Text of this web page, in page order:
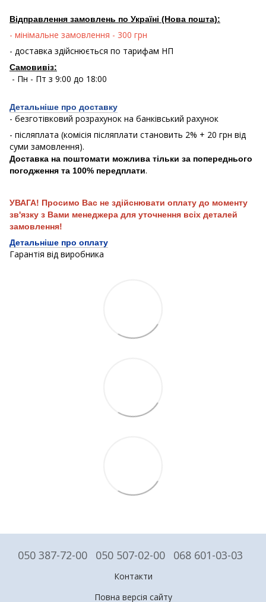
Відправлення замовлень по Україні (Нова пошта):
- мінімальне замовлення - 300 грн
- доставка здійснюється по тарифам НП
Самовивіз:
- Пн - Пт з 9:00 до 18:00
Детальніше про доставку
- безготівковий розрахунок на банківський рахунок
- післяплата (комісія післяплати становить 2% + 20 грн від
суми замовлення).
Доставка на поштомати можлива тільки за попереднього
погодження та 100% передплати.
УВАГА! Просимо Вас не здійснювати оплату до моменту
зв'язку з Вами менеджера для уточнення всіх деталей
замовлення!
Детальніше про оплату
Гарантія від виробника
050 387-72-00 050 507-02-00 068 601-03-03
Контакти
Повна версія сайту